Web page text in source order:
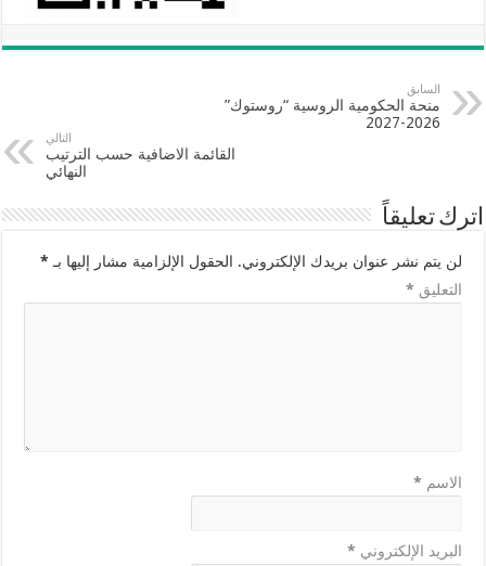
السابق
منحة الحكومية الروسية “روستوك”
2026-2027
التالي
القائمة الاضافية حسب الترتيب
النهائي
اترك تعليقاً
لن يتم نشر عنوان بريدك الإلكتروني. الحقول الإلزامية مشار إليها بـ *
التعليق *
الاسم *
البريد الإلكتروني *